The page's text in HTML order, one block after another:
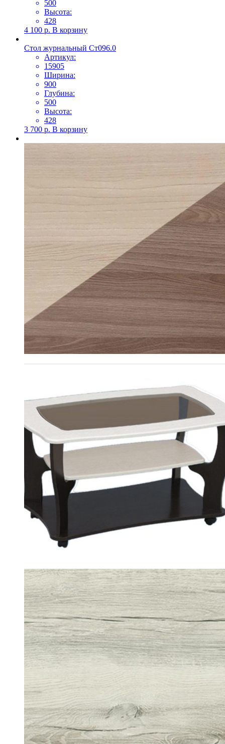
500
Высота:
428
4 100 р. В корзину
Стол журнальный Ст096.0
Артикул:
15905
Ширина:
900
Глубина:
500
Высота:
428
3 700 р. В корзину